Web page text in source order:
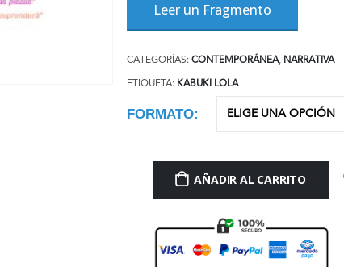
Leer un Fragmento
CATEGORÍAS: CONTEMPORÁNEA, NARRATIVA
ETIQUETA: KABUKI LOLA
FORMATO
AÑADIR AL CARRITO